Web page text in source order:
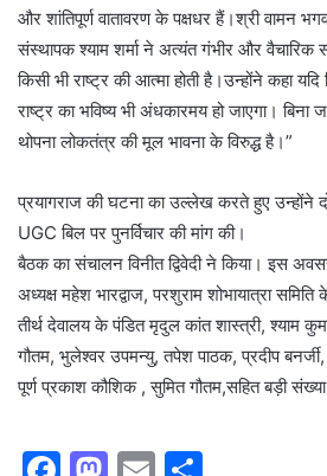
और शांतिपूर्ण वातावरण के पक्षधर हैं।श्री वामन
संस्थापक श्याम शर्मा ने अत्यंत गंभीर और वैचारिक
किसी भी राष्ट्र की आत्मा होती है।उन्होंने कहा यदि
राष्ट्र का भविष्य भी अंधकारमय हो जाएगा।
थोपना लोकतंत्र की मूल भावना के विरुद्ध है।”
प्रयागराज की घटना का उल्लेख करते हुए उन्होंने
UGC बिल पर पुनर्विचार की मांग की।
बैठक का संचालन विनीत द्विवेदी ने किया। इस
अध्यक्ष महेश भारद्वाज, परशुराम शोभायात्रा समिति
तीर्थ देवालय के पंडित मृदुल कांत शास्त्री, श्याम
गौतम, भुलेश्वर उपमन्यु, तपेश पाठक, प्रदीप बनर्जी,
पूर्ण प्रकाश कौशिक , सुमित गौतम,सहित बड़ी